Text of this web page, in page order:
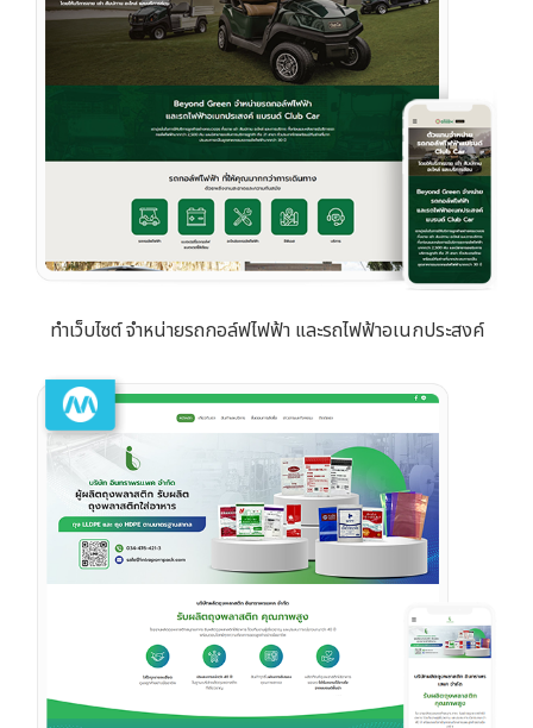
ทำเว็บไซต์ จำหน่ายรถกอล์ฟไฟฟ้า และรถไฟฟ้าอเนกประสงค์